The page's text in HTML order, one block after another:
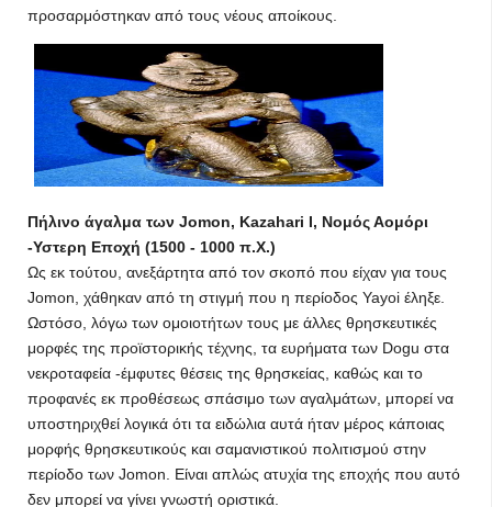
προσαρμόστηκαν από τους νέους αποίκους.
Πήλινο άγαλμα των Jomon, Kazahari Ι, Νομός Αομόρι
-Υστερη Εποχή (1500 - 1000 π.Χ.)
Ως εκ τούτου, ανεξάρτητα από τον σκοπό που είχαν για τους
Jomon, χάθηκαν από τη στιγμή που η περίοδος Yayoi έληξε.
Ωστόσο, λόγω των ομοιοτήτων τους με άλλες θρησκευτικές
μορφές της προϊστορικής τέχνης, τα ευρήματα των Dogu στα
νεκροταφεία -έμφυτες θέσεις της θρησκείας, καθώς και το
προφανές εκ προθέσεως σπάσιμο των αγαλμάτων, μπορεί να
υποστηριχθεί λογικά ότι τα ειδώλια αυτά ήταν μέρος κάποιας
μορφής θρησκευτικούς και σαμανιστικού πολιτισμού στην
περίοδο των Jomon. Είναι απλώς ατυχία της εποχής που αυτό
δεν μπορεί να γίνει γνωστή οριστικά.